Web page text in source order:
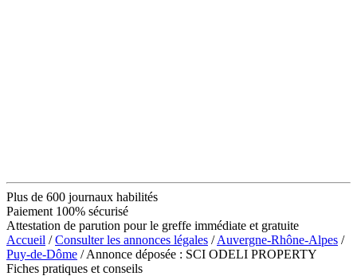
Plus de 600 journaux habilités
Paiement 100% sécurisé
Attestation de parution pour le greffe immédiate et gratuite
Accueil /Consulter les annonces légales /Auvergne-Rhône-Alpes /
Puy-de-Dôme / Annonce déposée : SCI ODELI PROPERTY
Fiches pratiques et conseils